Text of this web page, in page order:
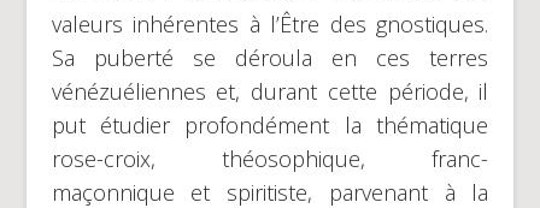
valeurs inhérentes à l’Être des gnostiques.
Sa puberté se déroula en ces terres
vénézuéliennes et, durant cette période, il
put étudier profondément la thématique
rose-croix, théosophique, franc-
maçonnique et spiritiste, parvenant à la